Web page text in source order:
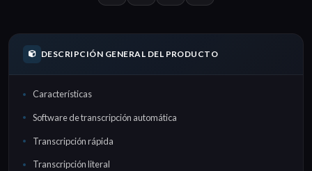
DESCRIPCIÓN GENERAL DEL PRODUCTO
Características
Software de transcripción automática
Transcripción rápida
Transcripción literal